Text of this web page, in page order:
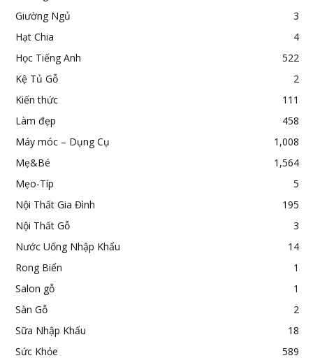
Giường Ngủ
3
Hạt Chia
4
Học Tiếng Anh
522
Kệ Tủ Gỗ
2
Kiến thức
111
Làm đẹp
458
Máy móc – Dụng Cụ
1,008
Mẹ&Bé
1,564
Mẹo-Típ
5
Nội Thất Gia Đình
195
Nội Thất Gỗ
3
Nước Uống Nhập Khẩu
14
Rong Biển
1
Salon gỗ
1
Sàn Gỗ
2
Sữa Nhập Khẩu
18
Sức Khỏe
589